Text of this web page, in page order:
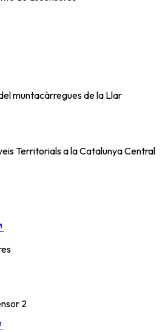
muntacàrregues de la Llar
Territorials a la Catalunya Central
2